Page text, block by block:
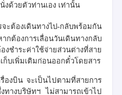
งด้วยตัวท่านเอง เท่านั้น
ะต้องเดินทางไป-กลับพร้อมกัน
งการเลื่อนวันเดินทางกลับ
งชำระค่าใช้จ่ายส่วนต่างที่สาย
ก็บเพิ่มเติมก่อนออกตั๋วโดยสาร
องบิน จะเป็นไปตามที่สายการ
างบริษัทฯ ไม่สามารถเข้าไป